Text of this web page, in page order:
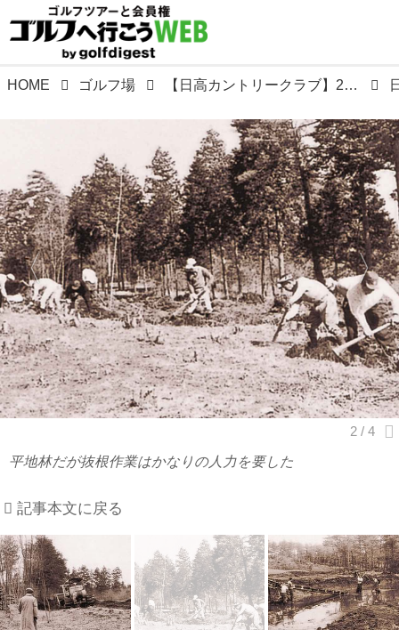
HOME ゴルフ場 【日高カントリークラブ】20年、30年後を見越して松の木を多く残して開場。設計は植物学者 相馬正胤。昭和36年
平地林だが抜根作業はかなりの人力を要した
記事本文に戻る